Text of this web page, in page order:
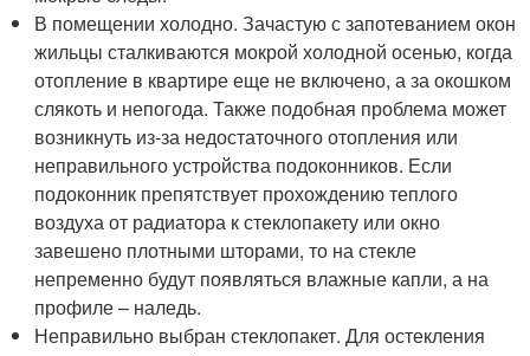
В помещении холодно. Зачастую с запотеванием окон
жильцы сталкиваются мокрой холодной осенью, когда
отопление в квартире еще не включено, а за окошком
слякоть и непогода. Также подобная проблема может
возникнуть из-за недостаточного отопления или
неправильного устройства подоконников. Если
подоконник препятствует прохождению теплого
воздуха от радиатора к стеклопакету или окно
завешено плотными шторами, то на стекле
непременно будут появляться влажные капли, а на
профиле – наледь.
Неправильно выбран стеклопакет. Для остекления